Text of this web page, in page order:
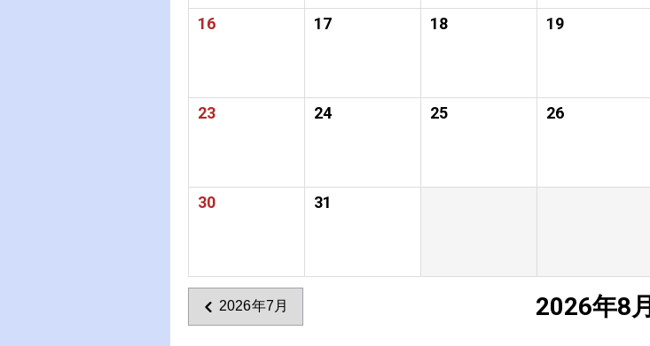
16 17 18 19
23 24 25 26
30 31
2026年7月 2026年8月